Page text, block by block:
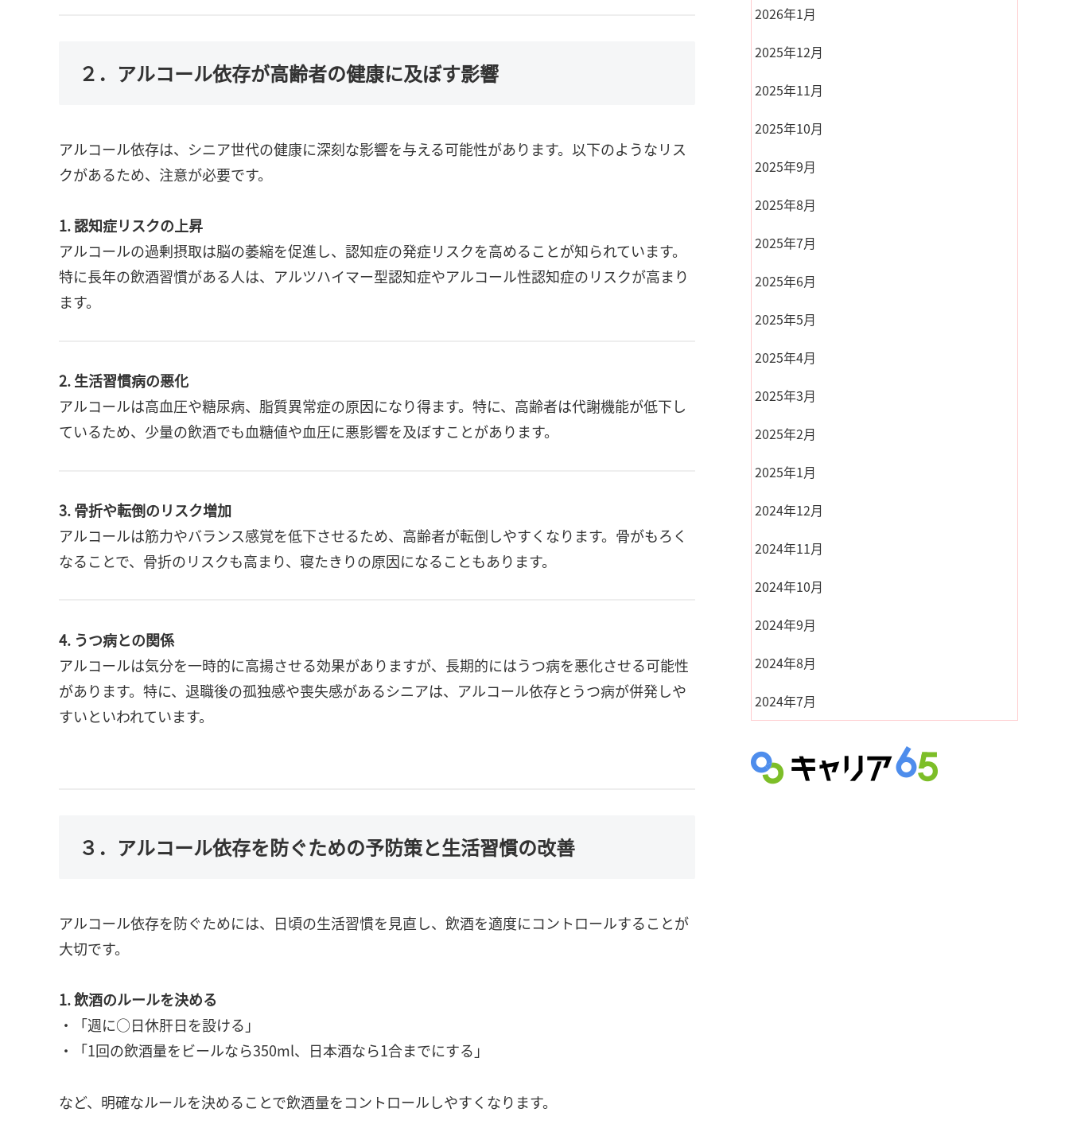
２．アルコール依存が高齢者の健康に及ぼす影響
アルコール依存は、シニア世代の健康に深刻な影響を与える可能性があります。以下のようなリス
クがあるため、注意が必要です。
1. 認知症リスクの上昇
アルコールの過剰摂取は脳の萎縮を促進し、認知症の発症リスクを高めることが知られています。
特に長年の飲酒習慣がある人は、アルツハイマー型認知症やアルコール性認知症のリスクが高まり
ます。
2. 生活習慣病の悪化
アルコールは高血圧や糖尿病、脂質異常症の原因になり得ます。特に、高齢者は代謝機能が低下し
ているため、少量の飲酒でも血糖値や血圧に悪影響を及ぼすことがあります。
3. 骨折や転倒のリスク増加
アルコールは筋力やバランス感覚を低下させるため、高齢者が転倒しやすくなります。骨がもろく
なることで、骨折のリスクも高まり、寝たきりの原因になることもあります。
4. うつ病との関係
アルコールは気分を一時的に高揚させる効果がありますが、長期的にはうつ病を悪化させる可能性
があります。特に、退職後の孤独感や喪失感があるシニアは、アルコール依存とうつ病が併発しや
すいといわれています。
３．アルコール依存を防ぐための予防策と生活習慣の改善
アルコール依存を防ぐためには、日頃の生活習慣を見直し、飲酒を適度にコントロールすることが
大切です。
1. 飲酒のルールを決める
・「週に○日休肝日を設ける」
・「1回の飲酒量をビールなら350ml、日本酒なら1合までにする」
など、明確なルールを決めることで飲酒量をコントロールしやすくなります。
2026年1月
2025年12月
2025年11月
2025年10月
2025年9月
2025年8月
2025年7月
2025年6月
2025年5月
2025年4月
2025年3月
2025年2月
2025年1月
2024年12月
2024年11月
2024年10月
2024年9月
2024年8月
2024年7月